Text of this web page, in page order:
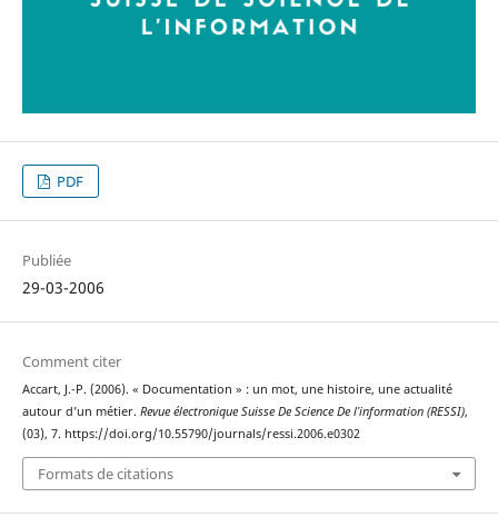
PDF
Publiée
29-03-2006
Comment citer
Accart, J.-P. (2006). « Documentation » : un mot, une histoire, une actualité
autour d’un métier. Revue électronique Suisse De Science De l’information (RESSI),
(03), 7. https://doi.org/10.55790/journals/ressi.2006.e0302
Formats de citations